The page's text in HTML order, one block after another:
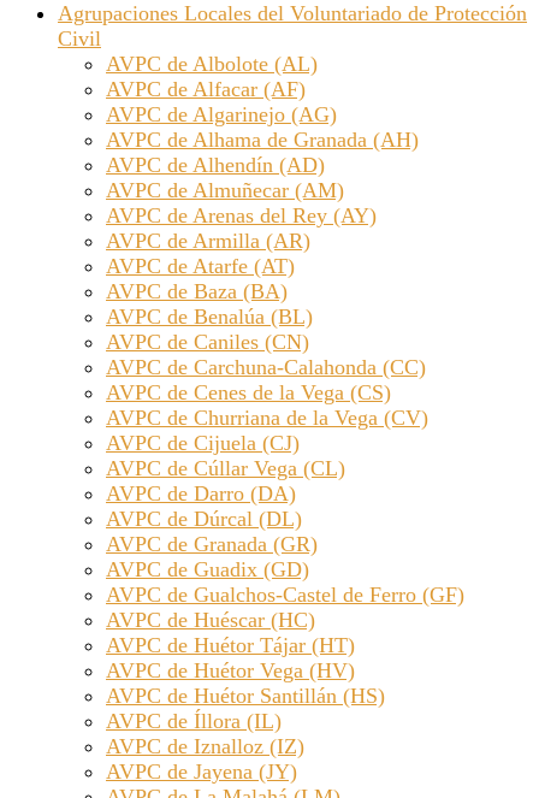
Agrupaciones Locales del Voluntariado de Protección
Civil
AVPC de Albolote (AL)
AVPC de Alfacar (AF)
AVPC de Algarinejo (AG)
AVPC de Alhama de Granada (AH)
AVPC de Alhendín (AD)
AVPC de Almuñecar (AM)
AVPC de Arenas del Rey (AY)
AVPC de Armilla (AR)
AVPC de Atarfe (AT)
AVPC de Baza (BA)
AVPC de Benalúa (BL)
AVPC de Caniles (CN)
AVPC de Carchuna-Calahonda (CC)
AVPC de Cenes de la Vega (CS)
AVPC de Churriana de la Vega (CV)
AVPC de Cijuela (CJ)
AVPC de Cúllar Vega (CL)
AVPC de Darro (DA)
AVPC de Dúrcal (DL)
AVPC de Granada (GR)
AVPC de Guadix (GD)
AVPC de Gualchos-Castel de Ferro (GF)
AVPC de Huéscar (HC)
AVPC de Huétor Tájar (HT)
AVPC de Huétor Vega (HV)
AVPC de Huétor Santillán (HS)
AVPC de Íllora (IL)
AVPC de Iznalloz (IZ)
AVPC de Jayena (JY)